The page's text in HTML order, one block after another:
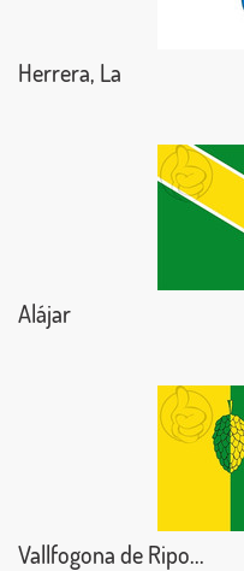
Herrera, La
Alájar
Vallfogona de Ripo...